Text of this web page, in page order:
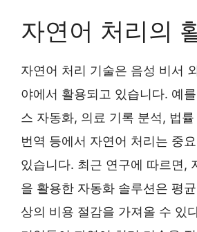
자연어 처리의
자연어 처리 기술은 음성 비서
야에서 활용되고 있습니다. 예
스 자동화, 의료 기록 분석, 법
번역 등에서 자연어 처리는 중
있습니다. 최근 연구에 따르면,
을 활용한 자동화 솔루션은 평
상의 비용 절감을 가져올 수 있